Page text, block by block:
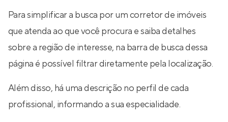
Para simplificar a busca por um corretor de imóveis
que atenda ao que você procura e saiba detalhes
sobre a região de interesse, na barra de busca dessa
página é possível filtrar diretamente pela localização.
Além disso, há uma descrição no perfil de cada
profissional, informando a sua especialidade.